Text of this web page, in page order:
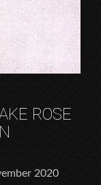
ROSE
2020